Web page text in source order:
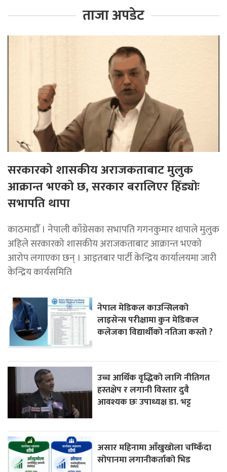
ताजा अपडेट
सरकारको शासकीय अराजकताबाट मुलुक
आक्रान्त भएको छ, सरकार बरालिएर हिँड्याेः
सभापति थापा
काठमाडाैँ । नेपाली काँग्रेसका सभापति गगनकुमार थापाले मुलुक
अहिले सरकारको शासकीय अराजकताबाट आक्रान्त भएको
आरोप लगाएका छन् । आइतबार पार्टी केन्द्रिय कार्यालयमा जारी
केन्द्रिय कार्यसमिति
नेपाल मेडिकल काउन्सिलको
लाइसेन्स परीक्षामा कुन मेडिकल
कलेजका विद्यार्थीको नतिजा कस्तो ?
उच्च आर्थिक वृद्धिको लागि नीतिगत
हस्तक्षेप र लगानी विस्तार दुवै
आवश्यक छः उपाध्यक्ष डा. भट्ट
असार महिनामा आँखुखोला चम्किँदा
सोपानमा लगानीकर्ताको भिड